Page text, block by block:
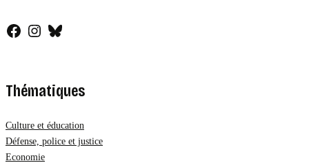
Facebook
Instagram
Bluesky
Thématiques
Culture et éducation
Défense, police et justice
Economie